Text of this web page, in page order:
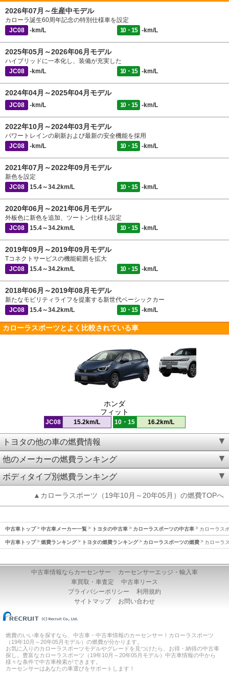
2026年07月～生産中モデル
カローラ誕生60周年記念の特別仕様車を設定
JC08
-km/L 10・15 -km/L
2025年05月～2026年06月モデル
ハイブリッドに一本化し、装備が充実した
JC08
-km/L 10・15 -km/L
2024年04月～2025年04月モデル
JC08 -km/L 10・15 -km/L
2022年10月～2024年03月モデル
パワートレインの刷新および最新の安全機能を採用
JC08
-km/L 10・15 -km/L
2021年07月～2022年09月モデル
新色を設定
JC08
15.4～34.2km/L 10・15 -km/L
2020年06月～2021年06月モデル
外板色に新色を追加、ツートン仕様も設定
JC08
15.4～34.2km/L 10・15 -km/L
2019年09月～2019年09月モデル
Tコネクトサービスの機能範囲を拡大
JC08
15.4～34.2km/L 10・15 -km/L
2018年06月～2019年08月モデル
新たなモビリティライフを提案する新世代ベーシックカー
JC08
15.4～34.2km/L 10・15 -km/L
カローラスポーツとよく比較されている車
ホンダ
フィット
JC08 15.2km/L 10・15 16.2km/L
トヨタの他の車の燃費情報
他のメーカーの燃費ランキング
ボディタイプ別燃費ランキング
▲カローラスポーツ（19年10月～20年05月）の燃費TOPへ
中古車トップ 中古車メーカー一覧 トヨタの中古車 カローラスポーツの中古車 カローラス
中古車トップ 燃費ランキング トヨタの燃費ランキング カローラスポーツの燃費 カローラ
中古車情報ならカーセンサー
カーセンサーエッジ・輸入車
車買取・車査定
中古車リース
プライバシーポリシー
利用規約
サイトマップ
お問い合わせ
燃費のいい車を探すなら、中古車・中古車情報のカーセンサー！カローラスポーツ
（19年10月～20年05月モデル）の燃費が分かります。
お気に入りのカローラスポーツモデルやグレードを見つけたら、お得・納得の中古車
探し。豊富なカローラスポーツ（19年10月～20年05月モデル）中古車情報の中から
様々な条件で中古車検索ができます。
カーセンサーはあなたの車選びをサポートします！